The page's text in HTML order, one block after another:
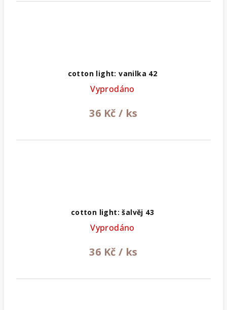
cotton light: vanilka 42
Vyprodáno
36 Kč / ks
cotton light: šalvěj 43
Vyprodáno
36 Kč / ks